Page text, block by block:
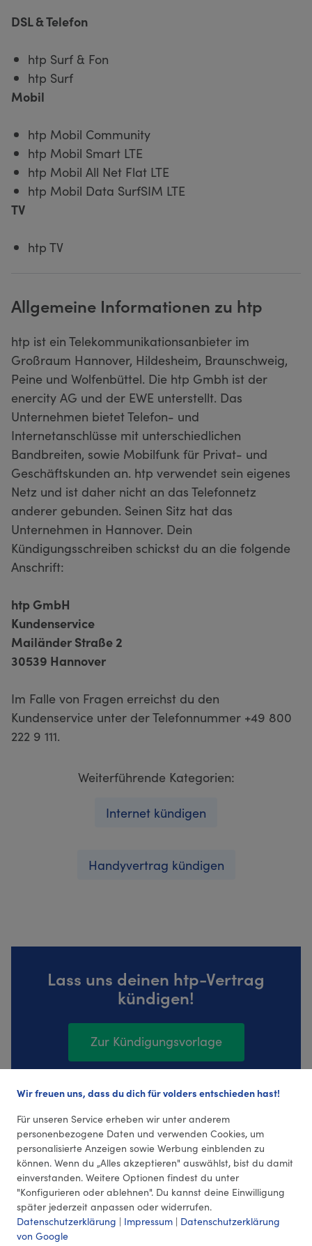
DSL & Telefon
htp Surf & Fon
htp Surf
Mobil
htp Mobil Community
htp Mobil Smart LTE
htp Mobil All Net Flat LTE
htp Mobil Data SurfSIM LTE
TV
htp TV
Allgemeine Informationen zu htp
htp ist ein Telekommunikationsanbieter im
Großraum Hannover, Hildesheim, Braunschweig,
Peine und Wolfenbüttel. Die htp Gmbh ist der
enercity AG und der EWE unterstellt. Das
Unternehmen bietet Telefon- und
Internetanschlüsse mit unterschiedlichen
Bandbreiten, sowie Mobilfunk für Privat- und
Geschäftskunden an. htp verwendet sein eigenes
Netz und ist daher nicht an das Telefonnetz
anderer gebunden. Seinen Sitz hat das
Unternehmen in Hannover. Dein
Kündigungsschreiben schickst du an die folgende
Anschrift:
htp GmbH
Kundenservice
Mailänder Straße 2
30539 Hannover
Im Falle von Fragen erreichst du den
Kundenservice unter der Telefonnummer +49 800
222 9 111.
Weiterführende Kategorien:
Internet kündigen
Handyvertrag kündigen
Lass uns deinen htp-Vertrag
kündigen!
Zur Kündigungsvorlage
166 Bewertungen (4,31 Durchschnitt)
Wir freuen uns, dass du dich für volders entschieden hast!
Für unseren Service erheben wir unter anderem
personenbezogene Daten und verwenden Cookies, um
personalisierte Anzeigen sowie Werbung einblenden zu
können. Wenn du „Alles akzeptieren" auswählst, bist du damit
einverstanden. Weitere Optionen findest du unter
"Konfigurieren oder ablehnen". Du kannst deine Einwilligung
später jederzeit anpassen oder widerrufen.
Datenschutzerklärung | Impressum | Datenschutzerklärung
von Google